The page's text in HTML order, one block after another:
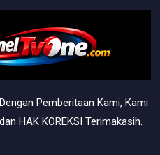
Pemberitaan Kami, Kami
HAK KOREKSI Terimakasih.